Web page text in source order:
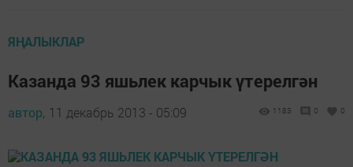
ЯҢАЛЫКЛАР
Казанда 93 яшьлек карчык үтерелгән
автор, 11 декабрь 2013 - 05:09 1183 0 0